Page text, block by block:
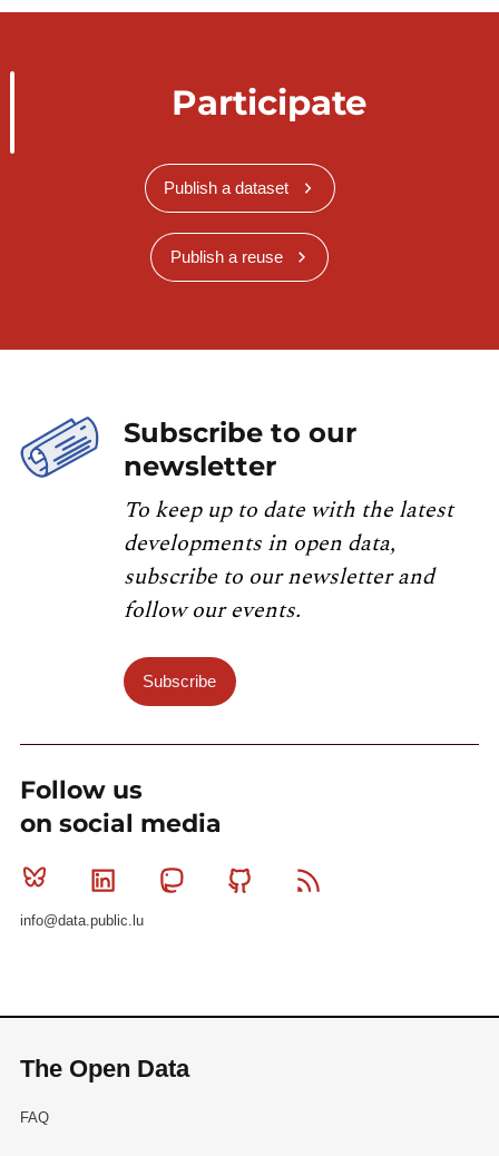
Participate
Publish a dataset
Publish a reuse
Subscribe to our
newsletter
To keep up to date with the latest
developments in open data,
subscribe to our newsletter and
follow our events.
Subscribe
Follow us
on social media
Bluesky Linkedin MastodonGithub
info@data.public.lu
The Open Data
FAQ